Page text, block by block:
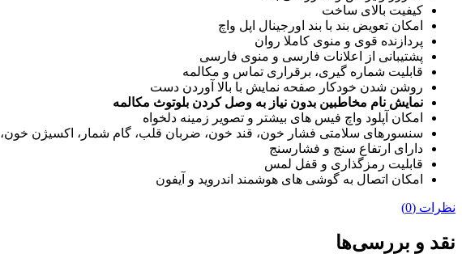
کیفیت بالای ساخت
امکان تعویض بند با بند اورجینال اپل واچ
پردازنده قوی و منوی کاملا روان
پشتیبانی از اعلانات فارسی و منوی فارسی
قابلیت شماره گیری، برقراری تماس و مکالمه
روشن شدن خودکار صفحه نمایش با بالا آوردن دست
نمایش نام مخاطبین بدون نیاز به وصل کردن بلوتوث مکالمه
امکان آپلود واچ فیس های بیشتر و تصویر زمینه دلخواه
سنسورهای سلامتی فشار خون، قند خون، ضربان قلب، گام شمار، اکسیژن خون،
دارای ارتفاع سنج و فشارسنج
قابلیت رمزگذاری و قفل لمس
امکان اتصال به گوشی های هوشمند اندروید و آیفون
نظرات (0)
نقد و بررسی‌ها